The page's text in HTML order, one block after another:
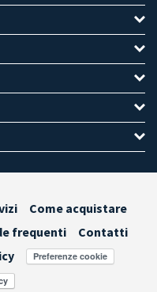
Come acquistare
frequenti
Contatti
Preferenze cookie